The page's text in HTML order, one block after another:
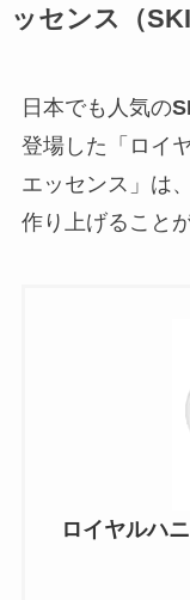
ッセンス（
日本でも人気の
登場した「ロイ
エッセンス」は、
作り上げること
ロイヤルハ